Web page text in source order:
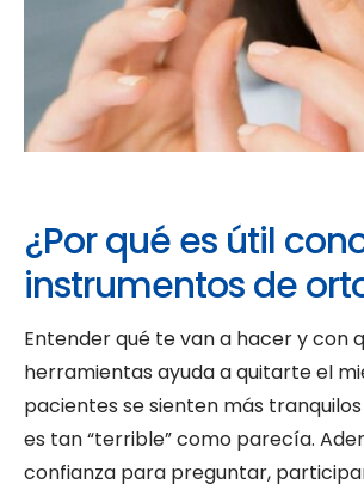
¿Por qué es útil
instrumentos de
Entender qué te van a hacer y con
herramientas ayuda a quitarte el
pacientes se sienten más
es tan “terrible” como parecía.
confianza para preguntar,